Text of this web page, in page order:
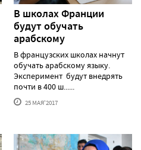
В школах Франции
будут обучать
арабскому
В французских школах начнут
обучать арабскому языку.
Эксперимент будут внедрять
почти в 400 ш......
25 МАЯ'2017